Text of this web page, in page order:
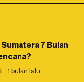
7 Bulan
1 bulan lalu